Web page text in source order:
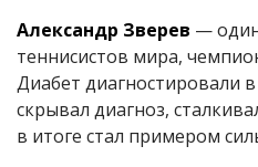
Александр Зверев —
теннисистов мира,
Диабет диагностировали
скрывал диагноз,
в итоге стал примером